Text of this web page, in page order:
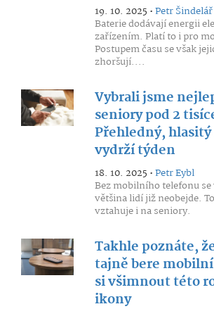
19. 10. 2025 •Petr Šindelář
Baterie dodávají energii
zařízením. Platí to i pro
Postupem času se však
zhoršují....
Vybrali jsme
seniory pod 2
Přehledný, hlasitý
vydrží týden
18. 10. 2025 •Petr Eybl
Bez mobilního telefonu se
většina lidí již neobejde.
vztahuje i na seniory.
Takhle poznáte,
tajně bere
si všimnout této
ikony